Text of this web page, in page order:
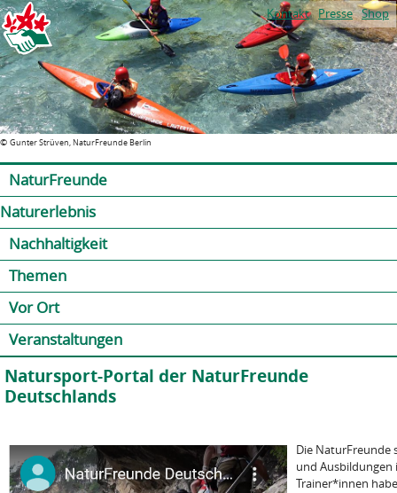
Jump to navigation
© Gunter Strüven, NaturFreunde Berlin
Kontakt Presse Shop
NaturFreunde
Naturerlebnis
Nachhaltigkeit
Themen
Vor Ort
Veranstaltungen
Natursport-Portal der NaturFreunde
Deutschlands
Die NaturFreunde
und Ausbildungen
Trainer*innen